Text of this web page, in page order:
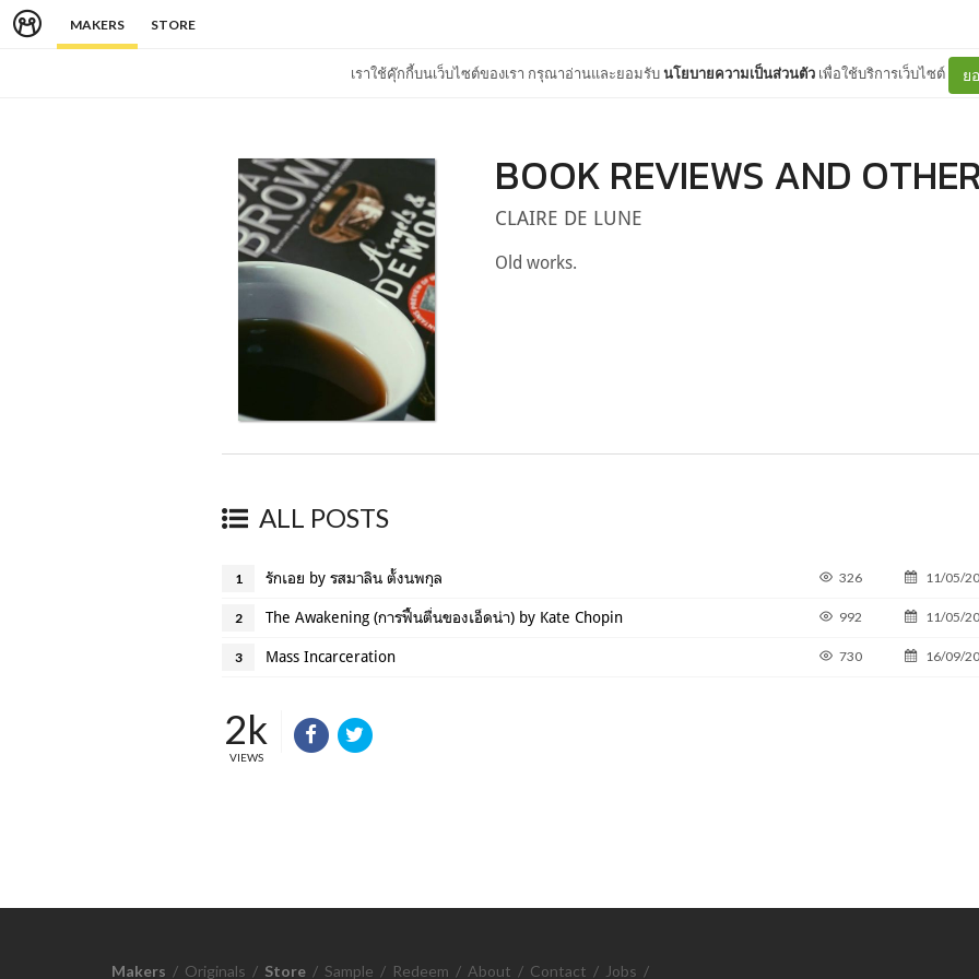
MAKERS STORE
เราใช้คุ๊กกี้บนเว็บไซต์ของเรา กรุณาอ่านและยอมรับนโยบายความเป็นส่วนตัว เพื่อใช้บริการเว็บไซต์ ย
BOOK REVIEWS AND
CLAIRE DE LUNE
Old works.
ALL POSTS
1 รักเอย by รสมาลิน ตั้งนพกุล 326 11/05/
2 The Awakening (การฟื้นตื่นของเอ็ดน่า) by Kate Chopin 992 11/05/
3 Mass Incarceration 730 16/09/
2k
VIEWS
Makers / Originals / Store / Sample / Redeem / About / Contact / Jobs /